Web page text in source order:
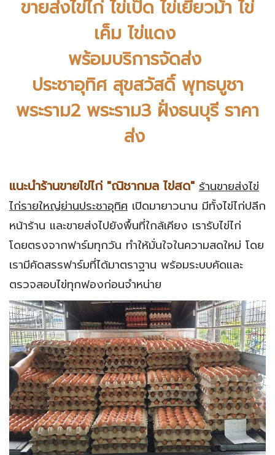
ขายส่งไข่ไก่ ไข่เป็ด ไข่เยี่ยวม้า ไข่
เค็ม ไข่แดง
พร้อมบริการจัดส่ง
ประชาอุทิศ สุขสวัสดิ์ พุทธบูชา
พระราม2 พระราม3 ฝั่งธนบุรี ราคา
ส่ง
แนะนำร้านขายไข่ไก่ "ณิชากมล ไข่สด" ร้านขายส่งไข่
ไก่รายใหญ่ย่านประชาอุทิศ เปิดมายาวนาน มีทั้งไข่ไก่ปลีก
หน้าร้าน และขายส่งไปยังพื้นที่ใกล้เคียง เรารับไข่ไก่
โดยตรงจากฟาร์มทุกวัน ทำให้มั่นใจในความสดใหม่ โดย
เรามีคัดสรรฟาร์มที่ได้มาตราฐาน พร้อมระบบคัดและ
ตรวจสอบไข่ทุกฟองก่อนจำหน่าย